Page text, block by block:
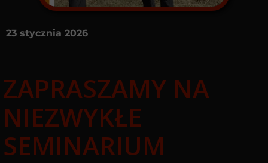
23 stycznia 2026
ZAPRASZAMY NA
NIEZWYKŁE
SEMINARIUM